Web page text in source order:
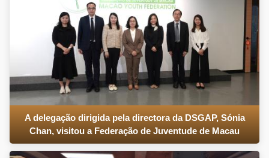
A delegação dirigida pela directora da DSGAP, Sónia
Chan, visitou a Federação de Juventude de Macau